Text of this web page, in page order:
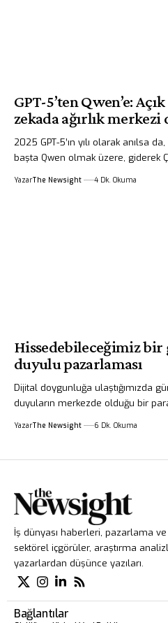
GPT-5’ten Qwen’e:
zekada ağırlık
2025 GPT-5’ın yılı olarak anılsa
başta Qwen olmak üzere, giderek
YazarThe Newsight 4 Dk. Okuma
Hissedebileceğimiz bir
duyulu pazarlaması
Dijital doygunluğa ulaştığımızda
duyuların merkezde olduğu bir
YazarThe Newsight 6 Dk. Okuma
İş dünyası haberleri, pazarlama
sektörel içgörüler, araştırma
yazarlardan düşünce yazıları.
Bağlantılar